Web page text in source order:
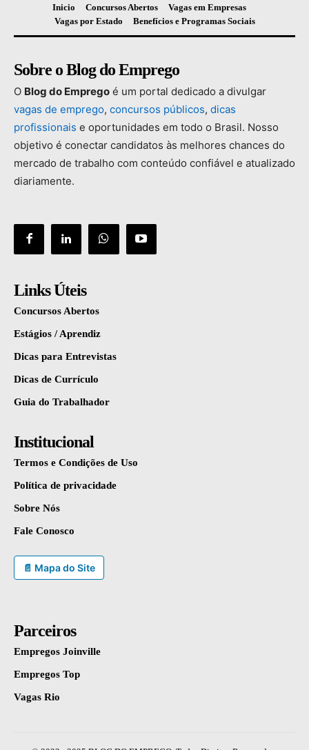
Inicio Concursos Abertos
Vagas em Empresas
Vagas por Estado
Benefícios e Programas Sociais
Sobre o Blog do Emprego
O Blog do Emprego é um portal dedicado a divulgar
vagas de emprego, concursos públicos, dicas
profissionais e oportunidades em todo o Brasil. Nosso
objetivo é conectar candidatos às melhores chances do
mercado de trabalho com conteúdo confiável e atualizado
diariamente.
Links Úteis
Concursos Abertos
Estágios / Aprendiz
Dicas para Entrevistas
Dicas de Currículo
Guia do Trabalhador
Institucional
Termos e Condições de Uso
Política de privacidade
Sobre Nós
Fale Conosco
📄 Mapa do Site
Parceiros
Empregos Joinville
Empregos Top
Vagas Rio